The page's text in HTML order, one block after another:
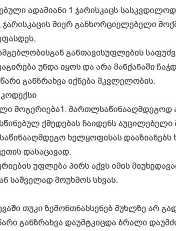
ადამიანი 1 ჯარისკაცს
ჯარისკაცის მიერ განხორციელებელი
განთავისუფლების
უნდა იყოს და არა მანქანაში
განზრახვა იქნება მკვლელობის.
მოგერიება1. მართლსაწინააღმდეგოდ
ქმედებას ჩაიდენს
ხელყოფისას დააზიანებს
დასაცავად.
უფლება პირს აქვს იმის
საშველად მოუხმოს სხვას.
თუკი ზემონთნახსენებ მუხლზე არ
განზრახვა დაუმტკიცდა ბრალი